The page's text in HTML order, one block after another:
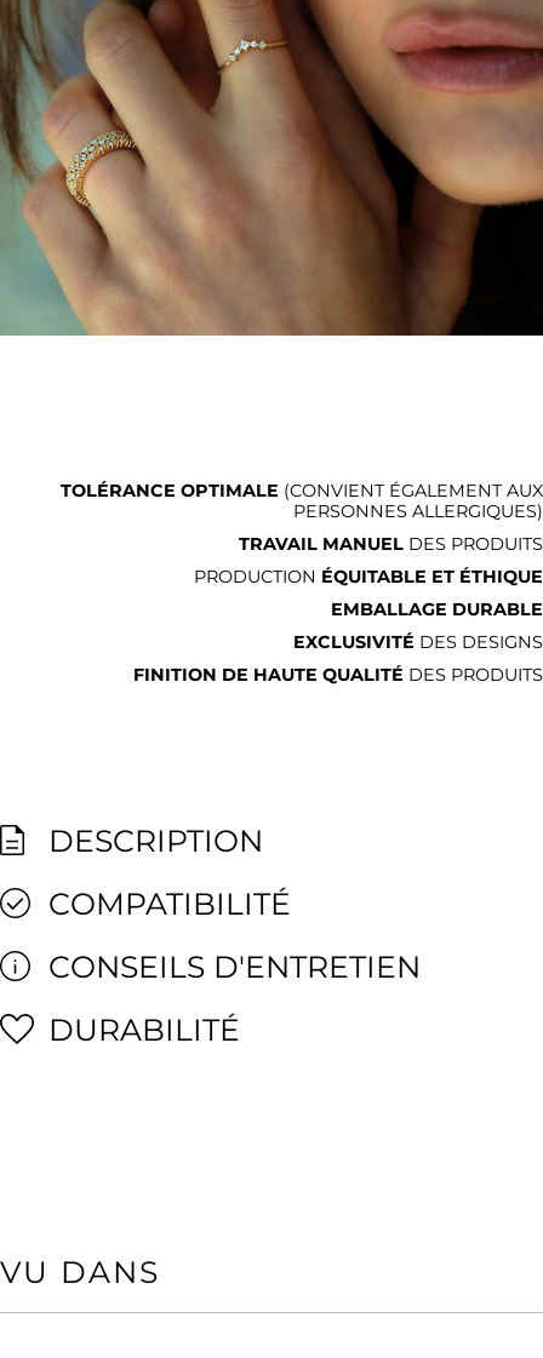
TOLÉRANCE OPTIMALE (CONVIENT ÉGALEMENT AUX
PERSONNES ALLERGIQUES)
TRAVAIL MANUEL DES PRODUITS
PRODUCTION ÉQUITABLE ET ÉTHIQUE
EMBALLAGE DURABLE
EXCLUSIVITÉ DES DESIGNS
FINITION DE HAUTE QUALITÉ DES PRODUITS
DESCRIPTION
COMPATIBILITÉ
CONSEILS D'ENTRETIEN
DURABILITÉ
VU DANS